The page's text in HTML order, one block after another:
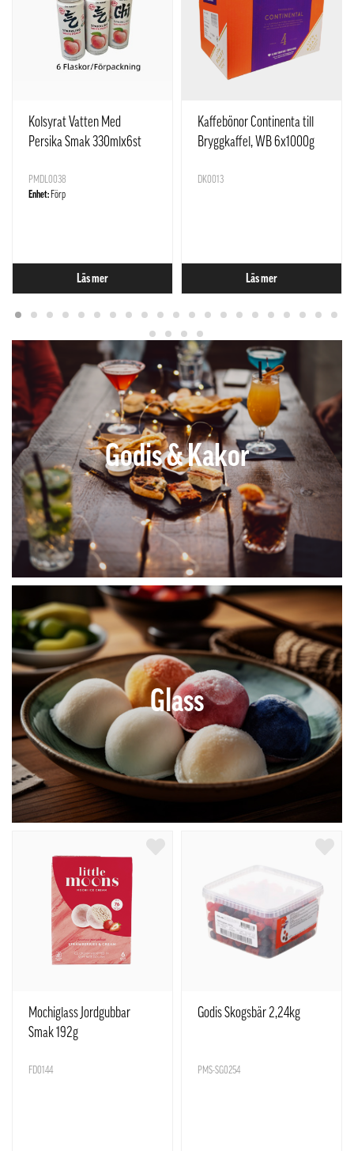
Kolsyrat Vatten Med
Persika Smak 330mlx6st
PMDL0038
Enhet: Förp
Läs mer
Kaffebönor Continenta till
Bryggkaffel, WB 6x1000g
DK0013
Läs mer
Godis & Kakor
Glass
Mochiglass Jordgubbar
Smak 192g
FD0144
Godis Skogsbär 2,24kg
PMS-SG0254